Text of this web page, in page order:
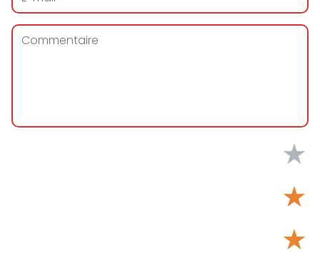
★
★
★